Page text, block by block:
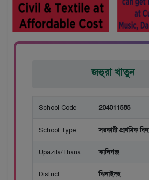
জহুরা খাতুন
School Code 204011585
School Type সরকারী প্রাথমিক
Upazila/Thana কালিগঞ্জ
District ঝিনাইদহ